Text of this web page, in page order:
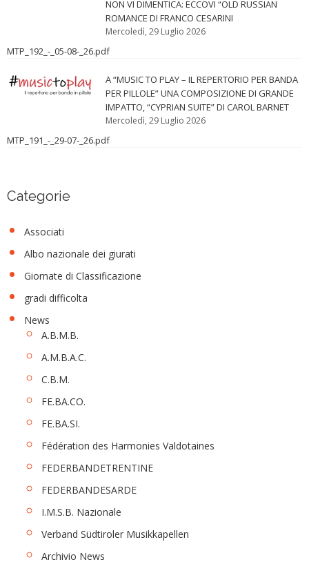
NON VI DIMENTICA: ECCOVI “OLD RUSSIAN
ROMANCE DI FRANCO CESARINI
Mercoledì, 29 Luglio 2026
MTP_192_-_05-08-_26.pdf
A “MUSIC TO PLAY – IL REPERTORIO PER BANDA
PER PILLOLE” UNA COMPOSIZIONE DI GRANDE
IMPATTO, “CYPRIAN SUITE” DI CAROL BARNET
Mercoledì, 29 Luglio 2026
MTP_191_-_29-07-_26.pdf
Categorie
Associati
Albo nazionale dei giurati
Giornate di Classificazione
gradi difficolta
News
A.B.M.B.
A.M.B.A.C.
C.B.M.
FE.BA.CO.
FE.BA.SI.
Fédération des Harmonies Valdotaines
FEDERBANDETRENTINE
FEDERBANDESARDE
I.M.S.B. Nazionale
Verband Südtiroler Musikkapellen
Archivio News